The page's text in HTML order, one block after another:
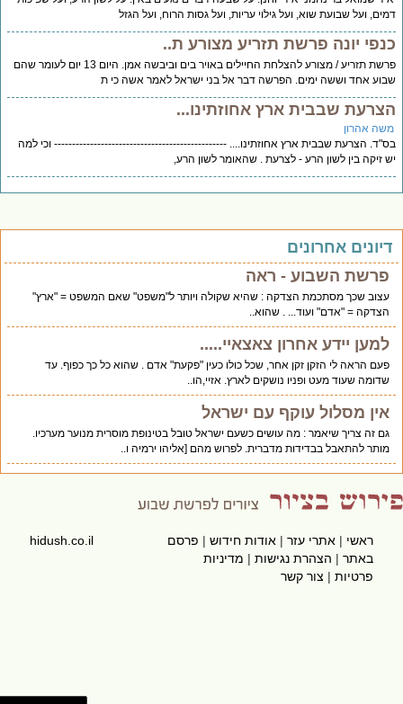
ועל שבועת שוא, ועל גילוי עריות, ועל גסות הרוח, ועל הגזל
יונה פרשת תזריע מצורע ת..
פרשת תזריע / מצורע להצלחת החיילים באויר בים וביבשה אמן. היום 13 יום לעומר שהם
אחד וששה ימים. הפרשה דבר אל בני ישראל לאמר אשה כי ת
שבבית ארץ אחוזתינו...
אהרון
הצרעת שבבית ארץ אחוזתינו.... ------------------------------------------------ וכי למה
זיקה בין לשון הרע - לצרעת . שהאומר לשון הרע,
אחרונים
פרשת השבוע - ראה
עצוב שכך מסתכמת הצדקה : שהיא שקולה ויותר ל"משפט" שאם המשפט = "ארץ"
הצדקה = "אדם" ועוד... . שהוא..
למען יידע אחרון צאצאיי.....
פעם הראה לי הזקן זקן אחר, שכל כולו כעין "פקעת" אדם . שהוא כל כך כפוף. עד
שדומה שעוד מעט ופניו נושקים לארץ. אזיי,הו..
אין מסלול עוקף עם ישראל
גם זה צריך שיאמר : מה עושים כשעם ישראל טובל בטינופת מוסרית מנוער מערכיו.
מותר להתאבל בבדידות מדברית. לפרוש מהם [אליהו ירמיה ו..
ראשי|אתרי עזר|אודות חידוש|פרסם
באתר|הצהרת נגישות|מדיניות
פרטיות|צור קשר
hidush.co.il